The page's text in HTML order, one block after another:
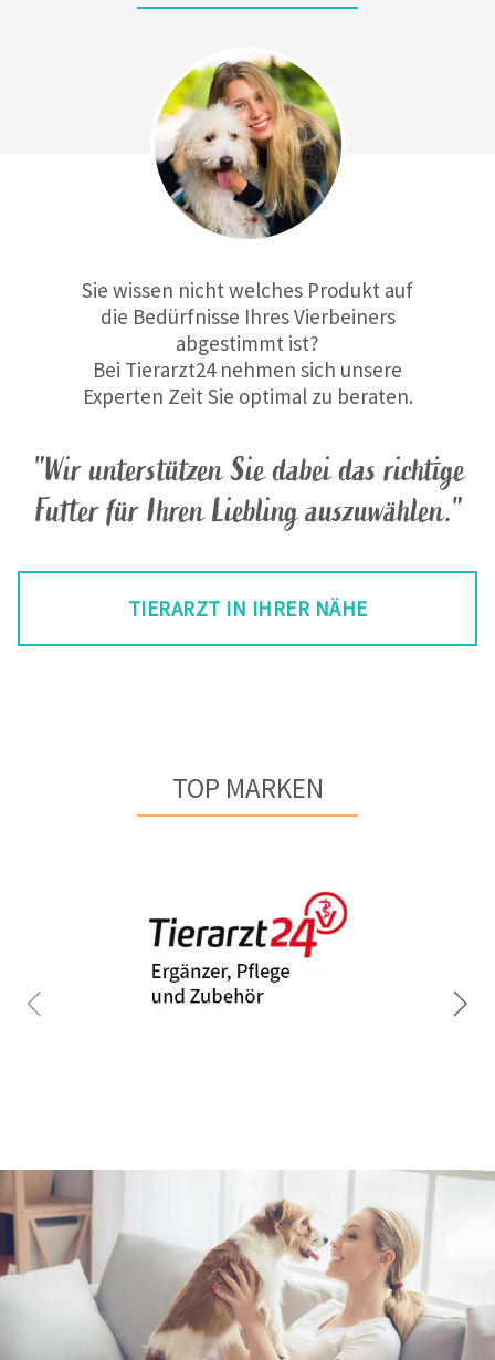
"Wir unterstützen Sie dabei das richtige
Futter für Ihren Liebling auszuwählen."
Sie wissen nicht welches Produkt auf
die Bedürfnisse Ihres Vierbeiners
abgestimmt ist?
Bei Tierarzt24 nehmen sich unsere
Experten Zeit Sie optimal zu beraten.
TIERARZT IN IHRER NÄHE
TOP MARKEN